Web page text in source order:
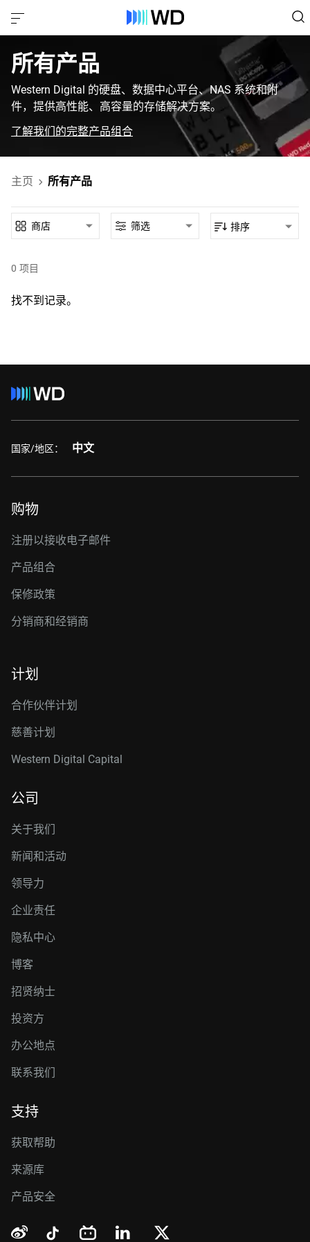
所有产品‎
Western Digital 的硬盘、数据中心平台、NAS 系统和附
件，提供高性能、高容量的存储解决方案。
了解我们的完整产品组合
主页 所有产品
0 项目
商店 筛选 排序
找不到记录。
国家/地区： 中文
购物
注册以接收电子邮件
产品组合
保修政策
分销商和经销商
计划
合作伙伴计划
慈善计划
Western Digital Capital
公司
关于我们
新闻和活动
领导力
企业责任
隐私中心
博客
招贤纳士
投资方
办公地点
联系我们
支持
获取帮助
来源库
产品安全